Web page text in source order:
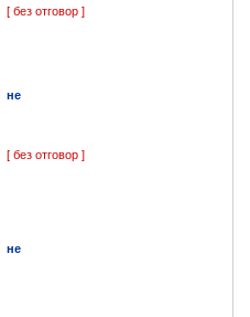
[ без отговор ]
не
[ без отговор ]
не